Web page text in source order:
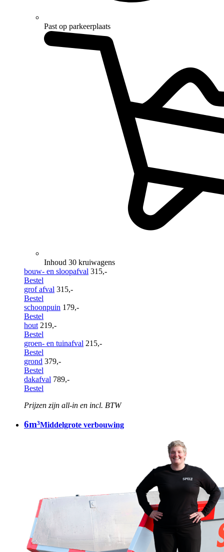
Past op parkeerplaats
Inhoud 30 kruiwagens
bouw- en sloopafval 315,-
Bestel
grof afval 315,-
Bestel
schoonpuin 179,-
Bestel
hout 219,-
Bestel
groen- en tuinafval 215,-
Bestel
grond 379,-
Bestel
dakafval 789,-
Bestel
Prijzen zijn all-in en incl. BTW
6m³Middelgrote verbouwing